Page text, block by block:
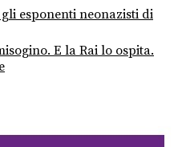
esponenti neonazisti di
E la Rai lo ospita.